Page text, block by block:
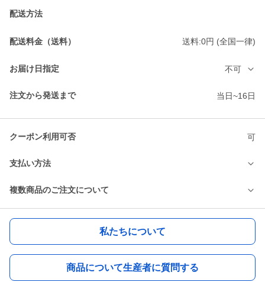
配送方法
配送料金（送料） 送料:0円 (全国一律)
お届け日指定 不可
注文から発送まで 当日~16日
クーポン利用可否 可
支払い方法
複数商品のご注文について
私たちについて
商品について生産者に質問する